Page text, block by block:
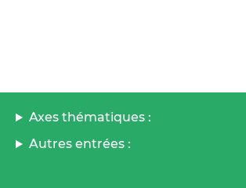
Axes thématiques :
Autres entrées :